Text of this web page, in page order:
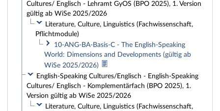
Cultures/ Englisch - Lehramt GyOS (BPO 2025), 1. Version
gültig ab WiSe 2025/2026
Literature, Culture, Linguistics (Fachwissenschaft,
Pflichtmodule)
10-ANG-BA-Basis-C - The English-Speaking
World: Dimensions and Developments (gültig ab
WiSe 2025/2026)
English-Speaking Cultures/Englisch - English-Speaking
Cultures/ Englisch - Komplementärfach (BPO 2025), 1.
Version gültig ab WiSe 2025/2026
Literature, Culture, Linguistics (Fachwissenschaft,